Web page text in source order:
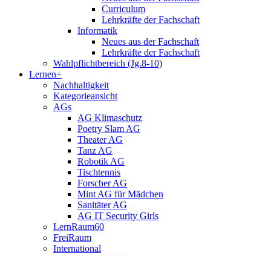
Curriculum
Lehrkräfte der Fachschaft
Informatik
Neues aus der Fachschaft
Lehrkräfte der Fachschaft
Wahlpflichtbereich (Jg.8-10)
Lernen+
Nachhaltigkeit
Kategorieansicht
AGs
AG Klimaschutz
Poetry Slam AG
Theater AG
Tanz AG
Robotik AG
Tischtennis
Forscher AG
Mint AG für Mädchen
Sanitäter AG
AG IT Security Girls
LernRaum60
FreiRaum
International